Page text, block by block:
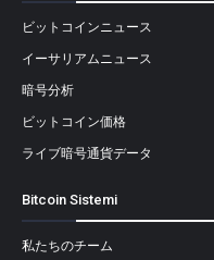
ビットコインニュース
イーサリアムニュース
暗号分析
ビットコイン価格
ライブ暗号通貨データ
Bitcoin Sistemi
私たちのチーム